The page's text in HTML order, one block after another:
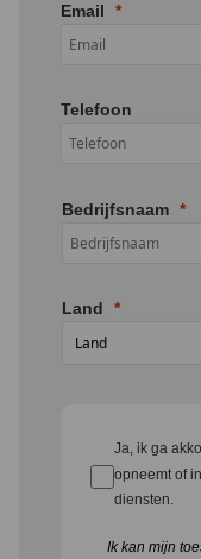
Email
Telefoon
Bedrijfsnaam
Land
Ja, ik ga
opneemt of
diensten.
Ik kan mijn